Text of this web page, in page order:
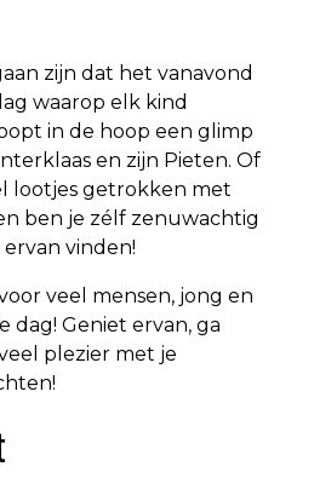
zijn dat het vanavond
waarop elk kind
in de hoop een glimp
en zijn Pieten. Of
lootjes getrokken met
ben je zélf zenuwachtig
vinden!
veel mensen, jong en
dag! Geniet ervan, ga
plezier met je